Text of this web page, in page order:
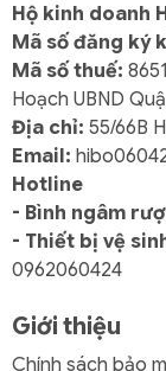
Hộ kinh doanh
Mã số đăng ký
Mã số thuế:
Hoạch UBND
Địa chỉ: 55/66B
Email:
Hotline
- Bình ngâm
- Thiết bị vệ
0962060424
Giới thiệu
Chính sách bảo